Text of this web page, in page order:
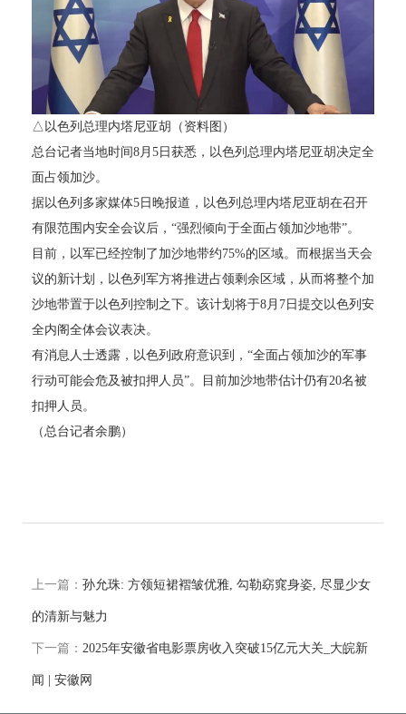
△以色列总理内塔尼亚胡（资料图）
总台记者当地时间8月5日获悉，以色列总理内塔尼亚胡决定全
面占领加沙。
据以色列多家媒体5日晚报道，以色列总理内塔尼亚胡在召开
有限范围内安全会议后，“强烈倾向于全面占领加沙地带”。
目前，以军已经控制了加沙地带约75%的区域。而根据当天会
议的新计划，以色列军方将推进占领剩余区域，从而将整个加
沙地带置于以色列控制之下。该计划将于8月7日提交以色列安
全内阁全体会议表决。
有消息人士透露，以色列政府意识到，“全面占领加沙的军事
行动可能会危及被扣押人员”。目前加沙地带估计仍有20名被
扣押人员。
（总台记者余鹏）
上一篇： 孙允珠: 方领短裙褶皱优雅, 勾勒窈窕身姿, 尽显少女
的清新与魅力
下一篇： 2025年安徽省电影票房收入突破15亿元大关_大皖新
闻 | 安徽网